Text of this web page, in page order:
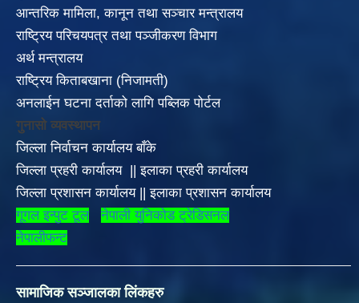
आन्तरिक मामिला, कानून तथा सञ्चार मन्त्रालय
राष्ट्रिय परिचयपत्र तथा पञ्जीकरण विभाग
अर्थ मन्त्रालय
राष्ट्रिय किताबखाना (निजामती)
अनलाईन घटना दर्ताको लागि पब्लिक पोर्टल
गुनासो व्यवस्थापन
जिल्ला निर्वाचन कार्यालय बाँके
जिल्ला प्रहरी कार्यालय
||इलाका प्रहरी कार्यालय
जिल्ला प्रशासन कार्यालय||इलाका प्रशासन कार्यालय
गूगल इन्पुट टूल
नेपाली युनिकोड ट्रेडिसनल
नेपालीफन्ट
सामाजिक सञ्जालका लिंकहरु